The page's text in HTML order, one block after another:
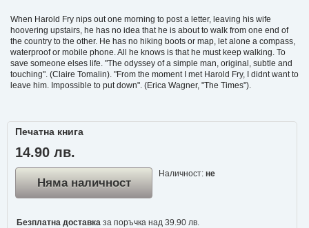
When Harold Fry nips out one morning to post a letter, leaving his wife
hoovering upstairs, he has no idea that he is about to walk from one end of
the country to the other. He has no hiking boots or map, let alone a compass,
waterproof or mobile phone. All he knows is that he must keep walking. To
save someone elses life. "The odyssey of a simple man, original, subtle and
touching". (Claire Tomalin). "From the moment I met Harold Fry, I didnt want to
leave him. Impossible to put down". (Erica Wagner, "The Times").
Печатна книга
14.90 лв.
Няма наличност
Наличност: не
Безплатна доставказа поръчка над 39.90 лв.